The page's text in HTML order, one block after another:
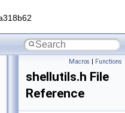
Macros | Functions
shellutils.h File
Reference